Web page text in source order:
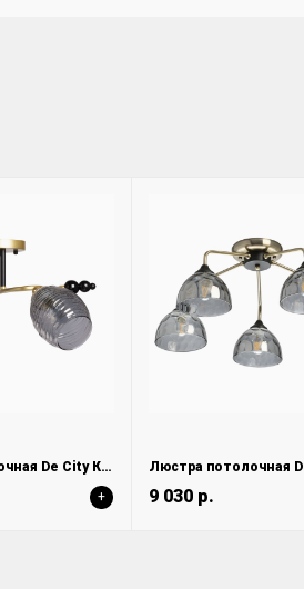
Люстра потолочная De City Клэр 463012402
+ 9 030 р.